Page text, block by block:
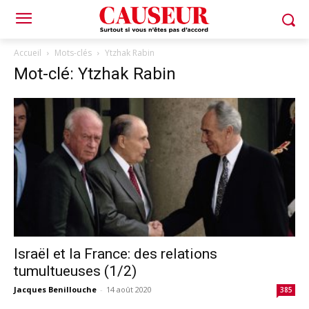
Accueil Mots-clés Ytzhak Rabin
Mot-clé: Ytzhak Rabin
Israël et la France: des relations
tumultueuses (1/2)
Jacques Benillouche - 14 août 2020 385